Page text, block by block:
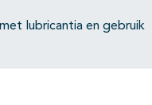
lubricantia en gebruik